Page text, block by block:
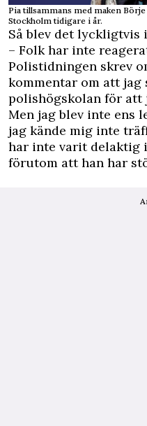
Pia tillsammans med maken
Stockholm tidigare i år.
Så blev det lyckligtvis
– Folk har inte
Polistidningen skrev
kommentar om att jag
polishögskolan för att
Men jag blev inte ens
jag kände mig inte
har inte varit delaktig
förutom att han har